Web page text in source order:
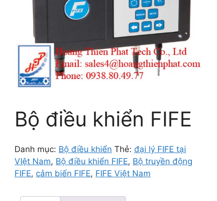
Bộ điều khiển FIFE
Danh mục: Bộ điều khiển Thẻ: đại lý FIFE tại
VIệt Nam, Bộ điều khiển FIFE, Bộ truyền động
FIFE, cảm biến FIFE, FIFE Việt Nam